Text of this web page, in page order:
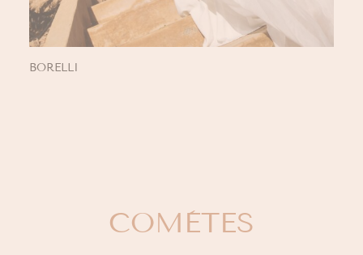
BORELLI
COMÈTES